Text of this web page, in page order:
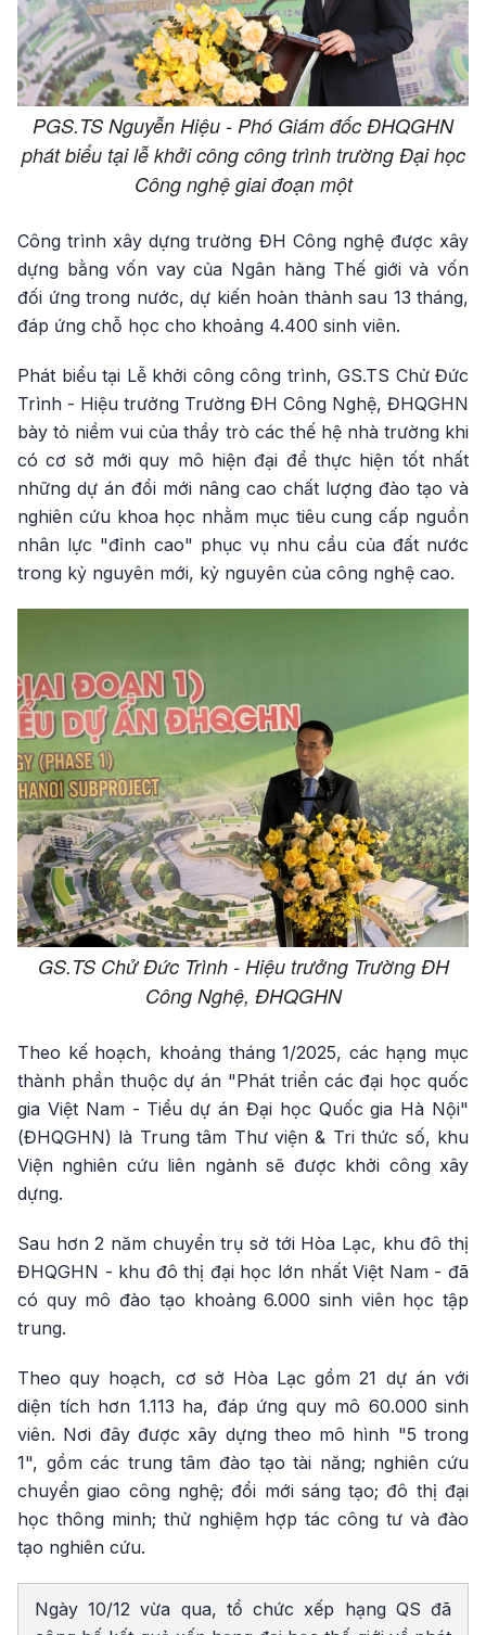
PGS.TS Nguyễn Hiệu - Phó Giám đốc ĐHQGHN
phát biểu tại lễ khởi công công trình trường Đại học
Công nghệ giai đoạn một
Công trình xây dựng trường ĐH Công nghệ được xây
dựng bằng vốn vay của Ngân hàng Thế giới và vốn
đối ứng trong nước, dự kiến hoàn thành sau 13 tháng,
đáp ứng chỗ học cho khoảng 4.400 sinh viên.
Phát biểu tại Lễ khởi công công trình, GS.TS Chử Đức
Trình - Hiệu trưởng Trường ĐH Công Nghệ, ĐHQGHN
bày tỏ niềm vui của thầy trò các thế hệ nhà trường khi
có cơ sở mới quy mô hiện đại để thực hiện tốt nhất
những dự án đổi mới nâng cao chất lượng đào tạo và
nghiên cứu khoa học nhằm mục tiêu cung cấp nguồn
nhân lực "đỉnh cao" phục vụ nhu cầu của đất nước
trong kỷ nguyên mới, kỷ nguyên của công nghệ cao.
GS.TS Chử Đức Trình - Hiệu trưởng Trường ĐH
Công Nghệ, ĐHQGHN
Theo kế hoạch, khoảng tháng 1/2025, các hạng mục
thành phần thuộc dự án "Phát triển các đại học quốc
gia Việt Nam - Tiểu dự án Đại học Quốc gia Hà Nội"
(ĐHQGHN) là Trung tâm Thư viện & Tri thức số, khu
Viện nghiên cứu liên ngành sẽ được khởi công xây
dựng.
Sau hơn 2 năm chuyển trụ sở tới Hòa Lạc, khu đô thị
ĐHQGHN - khu đô thị đại học lớn nhất Việt Nam - đã
có quy mô đào tạo khoảng 6.000 sinh viên học tập
trung.
Theo quy hoạch, cơ sở Hòa Lạc gồm 21 dự án với
diện tích hơn 1.113 ha, đáp ứng quy mô 60.000 sinh
viên. Nơi đây được xây dựng theo mô hình "5 trong
1", gồm các trung tâm đào tạo tài năng; nghiên cứu
chuyển giao công nghệ; đổi mới sáng tạo; đô thị đại
học thông minh; thử nghiệm hợp tác công tư và đào
tạo nghiên cứu.
Ngày 10/12 vừa qua, tổ chức xếp hạng QS đã